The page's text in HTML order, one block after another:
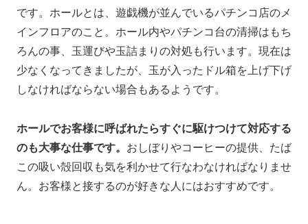
です。ホールとは、遊戯機が並んでいるパチンコ店のメ
インフロアのこと。ホール内やパチンコ台の清掃はもち
ろんの事、玉運びや玉詰まりの対処も行います。現在は
少なくなってきましたが、玉が入ったドル箱を上げ下げ
しなければならない場合もあるようです。
ホールでお客様に呼ばれたらすぐに駆けつけて対応する
のも大事な仕事です。 おしぼりやコーヒーの提供、たば
この吸い殻回収も気を利かせて行なわなければなりませ
ん。お客様と接するのが好きな人にはおすすめです。